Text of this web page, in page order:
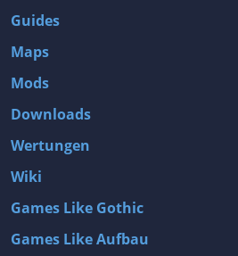
Guides
Maps
Mods
Downloads
Wertungen
Wiki
Games Like Gothic
Games Like Aufbau